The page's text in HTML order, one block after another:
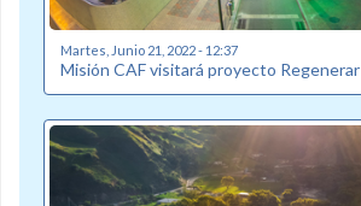
Martes, Junio 21, 2022 - 12:37
Misión CAF visitará proyecto Regenerar